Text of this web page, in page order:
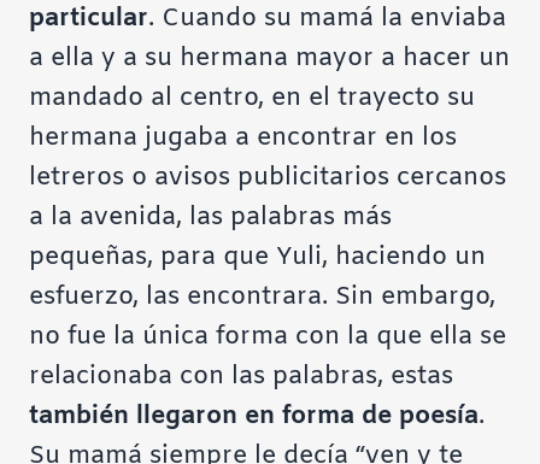
particular. Cuando su mamá la enviaba
a ella y a su hermana mayor a hacer un
mandado al centro, en el trayecto su
hermana jugaba a encontrar en los
letreros o avisos publicitarios cercanos
a la avenida, las palabras más
pequeñas, para que Yuli, haciendo un
esfuerzo, las encontrara. Sin embargo,
no fue la única forma con la que ella se
relacionaba con las palabras, estas
también llegaron en forma de poesía.
Su mamá siempre le decía “ven y te